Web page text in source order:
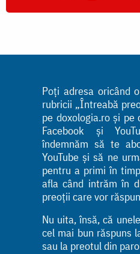
Poți adresa oricând
rubricii „Întreabă
pe doxologia.ro și
Facebook și
îndemnăm să te
YouTube și să ne
pentru a primi în
afla când intrăm în
preoții care vor
Nu uita, însă, că
cel mai bun răspuns
sau la preotul din